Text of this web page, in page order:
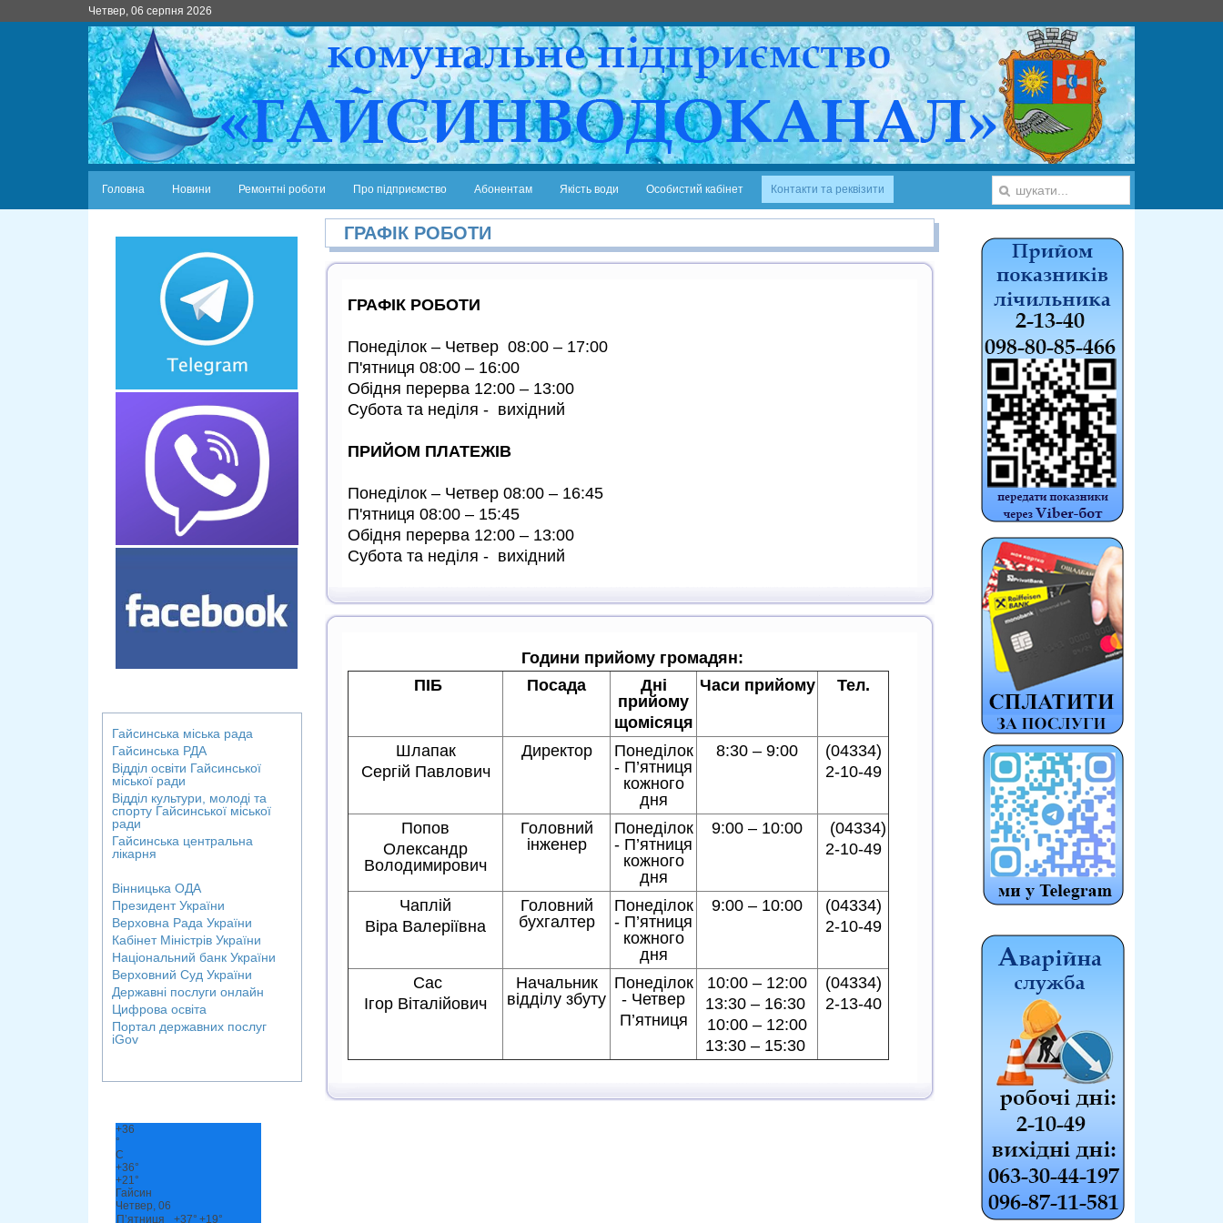
Четвер, 06 серпня 2026
Головна Новини Ремонтні роботи Про підприємство Абонентам Якість води Особистий кабінет Контакти та реквізити
ГРАФІК РОБОТИ
ГРАФІК РОБОТИ
Понеділок – Четвер 08:00 – 17:00
П'ятниця 08:00 – 16:00
Обідня перерва 12:00 – 13:00
Субота та неділя - вихідний
ПРИЙОМ ПЛАТЕЖІВ
Понеділок – Четвер 08:00 – 16:45
П'ятниця 08:00 – 15:45
Обідня перерва 12:00 – 13:00
Субота та неділя - вихідний
Години прийому громадян:
ПІБ
Посада
Дні
прийому
щомісяця
Часи прийому Тел.
Шлапак
Сергій Павлович
Директор
Понеділок
- П’ятниця
кожного
дня
8:30 – 9:00
(04334)
2-10-49
Попов
Олександр
Володимирович
Головний
інженер
Понеділок
- П’ятниця
кожного
дня
9:00 – 10:00
(04334)
2-10-49
Чаплій
Віра Валеріївна
Головний
бухгалтер
Понеділок
- П’ятниця
кожного
дня
9:00 – 10:00
(04334)
2-10-49
Сас
Ігор Віталійович
Начальник
відділу збуту
Понеділок
- Четвер
П’ятниця
10:00 – 12:00
13:30 – 16:30
10:00 – 12:00
13:30 – 15:30
(04334)
2-13-40
Гайсинська міська рада
Гайсинська РДА
Відділ освіти Гайсинської
міської ради
Відділ культури, молоді та
спорту Гайсинської міської
ради
Гайсинська центральна
лікарня
Вінницька ОДА
Президент України
Верховна Рада України
Кабінет Міністрів України
Національний банк України
Верховний Суд України
Державні послуги онлайн
Цифрова освіта
Портал державних послуг
iGov
+36
°
C
+36°
+21°
Гайсин
Четвер, 06
П’ятниця
+37° +19°